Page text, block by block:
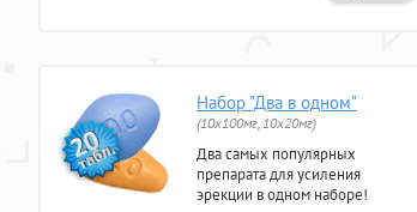
Набор "Два в одном"
(10x100мг, 10x20мг)
Два самых популярных
препарата для усиления
эрекции в одном наборе!